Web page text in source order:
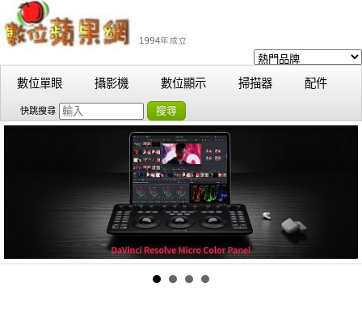
數位單眼 攝影機 數位顯示 掃描器 配件
快跳搜尋 搜尋